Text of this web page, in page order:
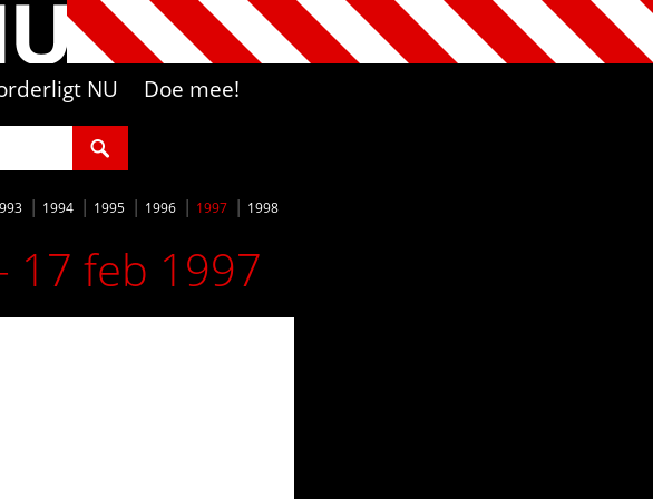
NU Doe mee!
1994 1995 1996 1997 1998
17 feb 1997